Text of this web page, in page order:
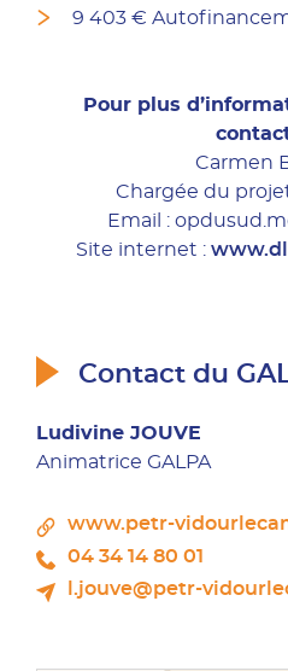
9 403 €
Pour plus
Carmen
Chargée du
Email :
Site internet :
Contact du
Ludivine JOUVE
Animatrice GALPA
www.petr-
04 34 14 80 01
l.jouve@petr-